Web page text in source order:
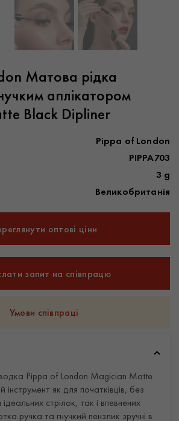
Матова рідка
аплікатором
Black Dipliner
Pippa of London
PIPPA703
3 g
Великобританія
оптові ціни
запит на співпрацю
Умови співпраці
Pippa of London Magician Matte
як для початківців, без
стрілок, так і впевнених
ручка та гнучкий пензлик зручні в